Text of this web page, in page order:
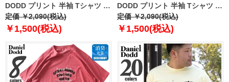
DODD プリント 半袖 Tシャツ 全
6色 azt-2502pt6 【t2501】
定価 ￥2,090(税込)
￥1,500(税込)
DODD プリント 半袖 Tシャツ 全
8色 azt-2502pt7 【t2501】
定価 ￥2,090(税込)
￥1,500(税込)